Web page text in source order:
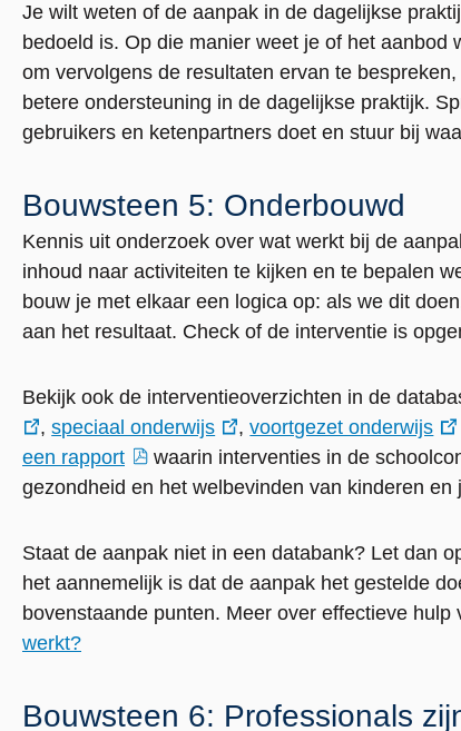
Je wilt weten of de aanpak in de dagelijkse
bedoeld is. Op die manier weet je of het
om vervolgens de resultaten ervan te
betere ondersteuning in de dagelijkse praktijk.
gebruikers en ketenpartners doet en stuur bij
Bouwsteen 5: Onderbouwd
Kennis uit onderzoek over wat werkt bij de
inhoud naar activiteiten te kijken en te bepalen
bouw je met elkaar een logica op: als we dit
aan het resultaat. Check of de interventie is
Bekijk ook de interventieoverzichten in de
externe
link
,speciaal onderwijs
externe
link
,voortgezet onderwijs
externe
link
externe
link
een rapport
externe
waarin interventies in de
gezondheid en het welbevinden van kinderen
Staat de aanpak niet in een databank? Let dan
het aannemelijk is dat de aanpak het gestelde
bovenstaande punten. Meer over effectieve
werkt?
Bouwsteen 6: Professionals